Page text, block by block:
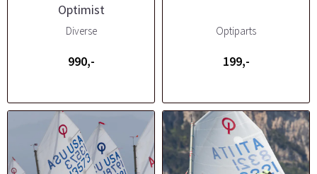
Optimist
Diverse
990,-
Optiparts
199,-